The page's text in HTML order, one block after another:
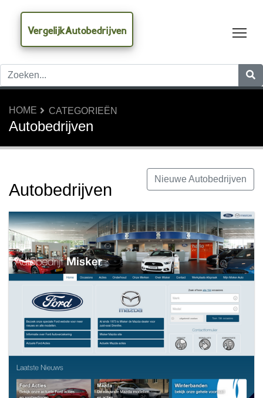
VergelijkAutobedrijven
HOME CATEGORIEËN
Autobedrijven
Nieuwe Autobedrijven
Autobedrijven